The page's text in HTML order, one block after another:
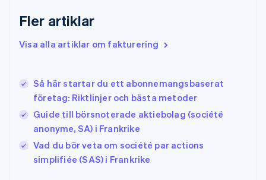
Fler artiklar
Visa alla artiklar om fakturering
Så här startar du ett abonnemangsbaserat
företag: Riktlinjer och bästa metoder
Guide till börsnoterade aktiebolag (société
anonyme, SA) i Frankrike
Vad du bör veta om société par actions
simplifiée (SAS) i Frankrike
English
English
Japan
日本語English
English Français
Kroatien
English Italiano
Lettland
English